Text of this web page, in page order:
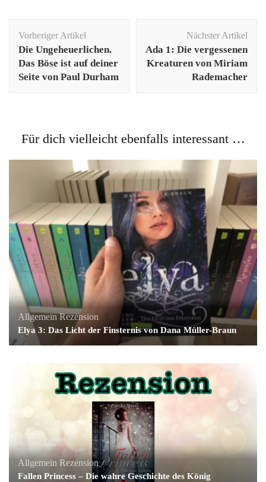
Vorheriger Artikel
Die Ungeheuerlichen.
Das Böse ist auf deiner
Seite von Paul Durham
Nächster Artikel
Ada 1: Die vergessenen
Kreaturen von Miriam
Rademacher
Für dich vielleicht ebenfalls interessant …
Allgemein Rezension
Elya 3: Das Licht der Finsternis von Dana Müller-Braun
Allgemein Rezension
Fallen Princess – Die wahre Geschichte des König